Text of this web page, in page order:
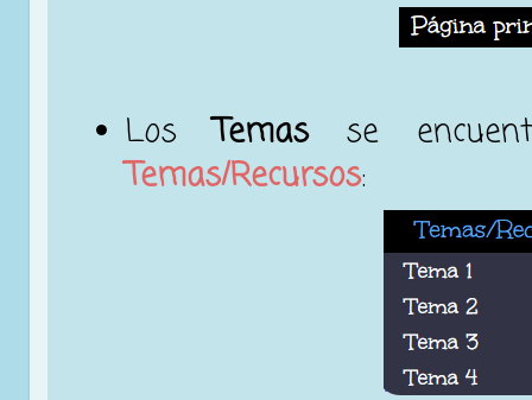
LosTemasse
Temas/Recursos: